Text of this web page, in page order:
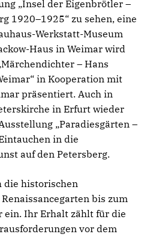
„Insel der Eigenbrötler –
1920–1925“ zu sehen, eine
Werkstatt-Museum
Haus in Weimar wird
– Hans
in Kooperation mit
präsentiert. Auch in
in Erfurt wieder
„Paradiesgärten –
in die
auf den Petersberg.
die historischen
bis zum
ein. Ihr Erhalt zählt für die
vor dem